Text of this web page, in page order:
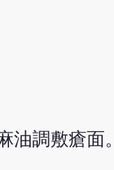
調敷瘡面。